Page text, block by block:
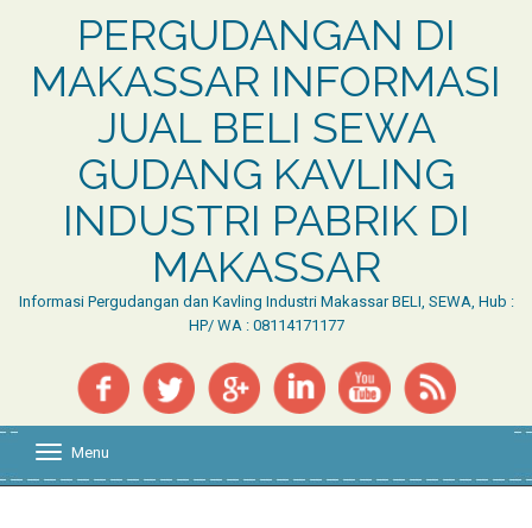
PERGUDANGAN DI
MAKASSAR INFORMASI
JUAL BELI SEWA
GUDANG KAVLING
INDUSTRI PABRIK DI
MAKASSAR
Informasi Pergudangan dan Kavling Industri Makassar BELI, SEWA, Hub :
HP/ WA : 08114171177
Menu